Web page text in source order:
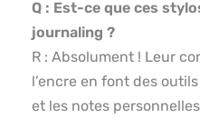
Q : Est-ce que ces
journaling ?
R : Absolument ! Leur
l’encre en font des
et les notes